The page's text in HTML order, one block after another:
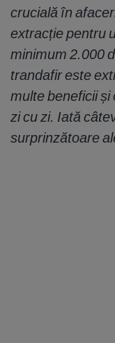
crucială în
extracție pentru
minimum 2.000
trandafir este
multe beneficii și
zi cu zi. Iată
surprinzătoare